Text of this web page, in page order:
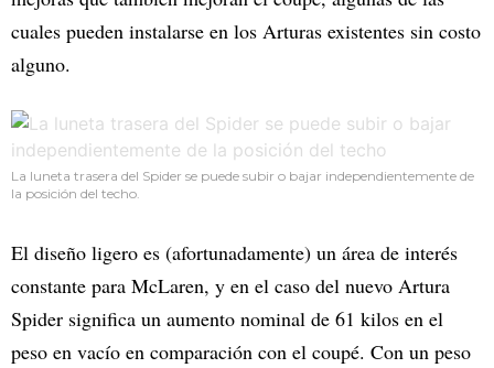
cuales pueden instalarse en los Arturas existentes sin costo
alguno.
La luneta trasera del Spider se puede subir o bajar independientemente de
la posición del techo.
El diseño ligero es (afortunadamente) un área de interés
constante para McLaren, y en el caso del nuevo Artura
Spider significa un aumento nominal de 61 kilos en el
peso en vacío en comparación con el coupé. Con un peso